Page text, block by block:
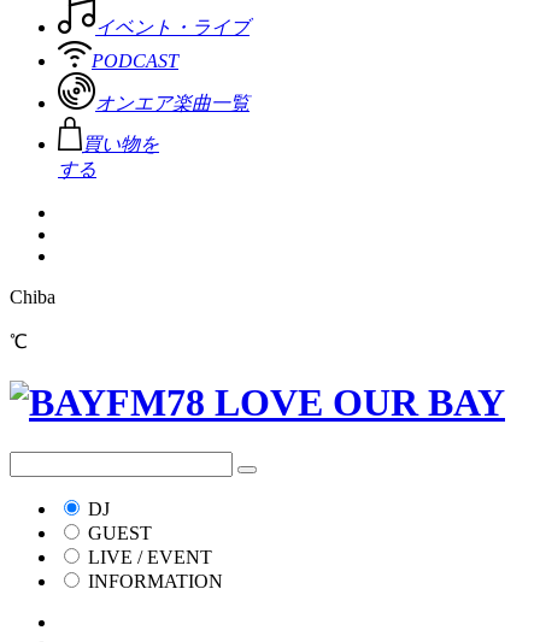
イベント・ライブ
PODCAST
オンエア楽曲一覧
買い物を
する
Chiba
℃
DJ
GUEST
LIVE / EVENT
INFORMATION